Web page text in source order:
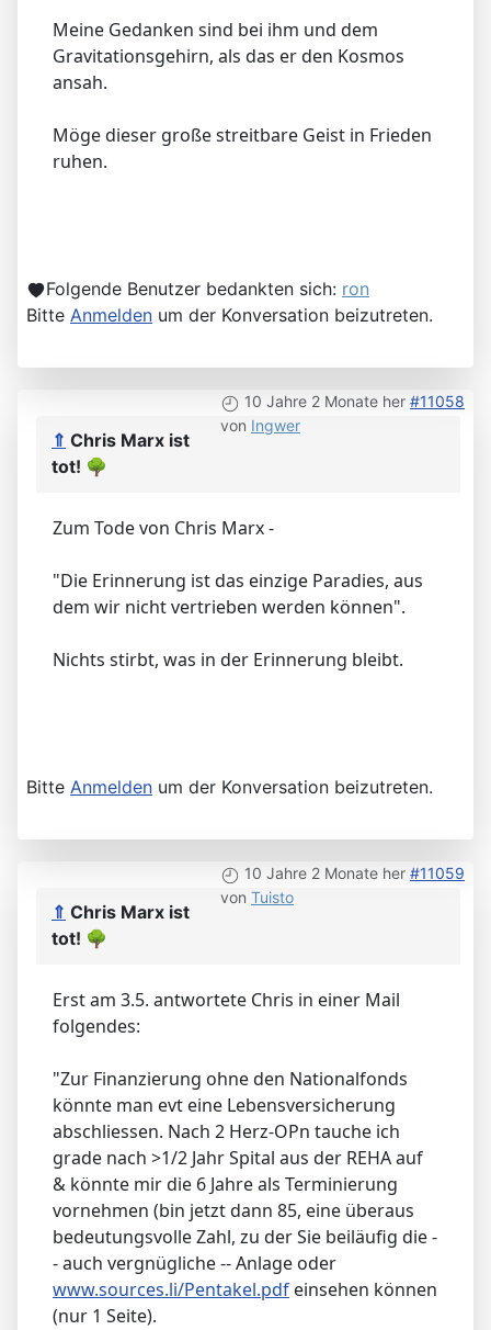
Meine Gedanken sind bei ihm und dem
Gravitationsgehirn, als das er den Kosmos
ansah.
Möge dieser große streitbare Geist in Frieden
ruhen.
Folgende Benutzer bedankten sich: ron
Bitte Anmelden um der Konversation beizutreten.
10 Jahre 2 Monate her #11058
von Ingwer
⇑ Chris Marx ist
tot! 🌳
Zum Tode von Chris Marx -
"Die Erinnerung ist das einzige Paradies, aus
dem wir nicht vertrieben werden können".
Nichts stirbt, was in der Erinnerung bleibt.
Bitte Anmelden um der Konversation beizutreten.
10 Jahre 2 Monate her #11059
von Tuisto
⇑ Chris Marx ist
tot! 🌳
Erst am 3.5. antwortete Chris in einer Mail
folgendes:
"Zur Finanzierung ohne den Nationalfonds
könnte man evt eine Lebensversicherung
abschliessen. Nach 2 Herz-OPn tauche ich
grade nach >1/2 Jahr Spital aus der REHA auf
& könnte mir die 6 Jahre als Terminierung
vornehmen (bin jetzt dann 85, eine überaus
bedeutungsvolle Zahl, zu der Sie beiläufig die -
- auch vergnügliche -- Anlage oder
www.sources.li/Pentakel.pdf einsehen können
(nur 1 Seite).